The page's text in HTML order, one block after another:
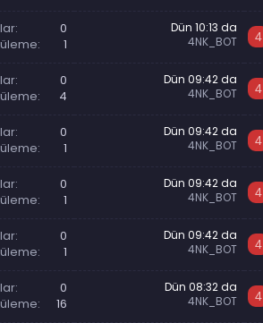
0
1
Dün 10:13 da
4NK_BOT
4
0
4
Dün 09:42 da
4NK_BOT
4
0
1
Dün 09:42 da
4NK_BOT
4
0
1
Dün 09:42 da
4NK_BOT
4
0
1
Dün 09:42 da
4NK_BOT
4
0
16
Dün 08:32 da
4NK_BOT
4